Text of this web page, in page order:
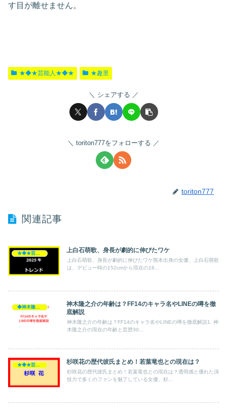
す目が離せません。
★◆★芸能人★◆★ ★趣里
シェアする
toriton777をフォローする
toriton777
関連記事
上白石萌歌、身長が劇的に伸びたワケ
上白石萌歌、身長が劇的に伸びたワケ熊本出身の女優、上白石萌歌
は、デビュー時の152cmから現在の16...
神木隆之介の年齢は？FF14のキャラ名やLINEの噂を徹
底解説
神木隆之介の年齢は？FF14のキャラ名やLINEの噂を徹底解説1. 神
木隆之介の現在の年齢と芸歴30...
杉咲花の歴代彼氏まとめ！若葉竜也との現在は？
杉咲花の歴代彼氏まとめ！若葉竜也との現在は？透明感と優れた演
技力で多くのファンを魅了している女優、杉...